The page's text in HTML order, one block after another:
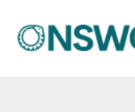
onswoerden.nl